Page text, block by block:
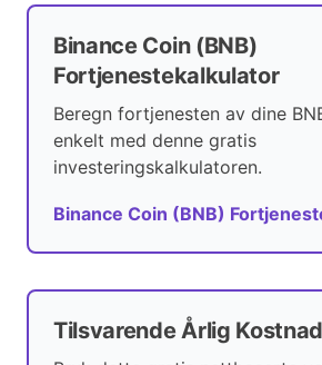
Binance Coin (BNB)
Fortjenestekalkulator
Beregn fortjenesten av dine
enkelt med denne gratis
investeringskalkulatoren.
Binance Coin (BNB)
Tilsvarende Årlig